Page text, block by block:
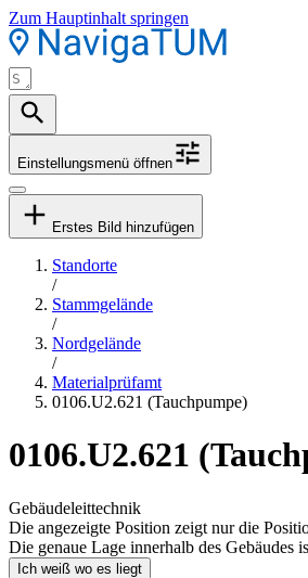
Zum Hauptinhalt springen
Einstellungsmenü öffnen
Erstes Bild hinzufügen
Standorte
/
Stammgelände
/
Nordgelände
/
Materialprüfamt
0106.U2.621 (Tauchpumpe)
0106.U2.621
Gebäudeleittechnik
Die angezeigte Position zeigt nur die
Die genaue Lage innerhalb des Gebäudes
Ich weiß wo es liegt